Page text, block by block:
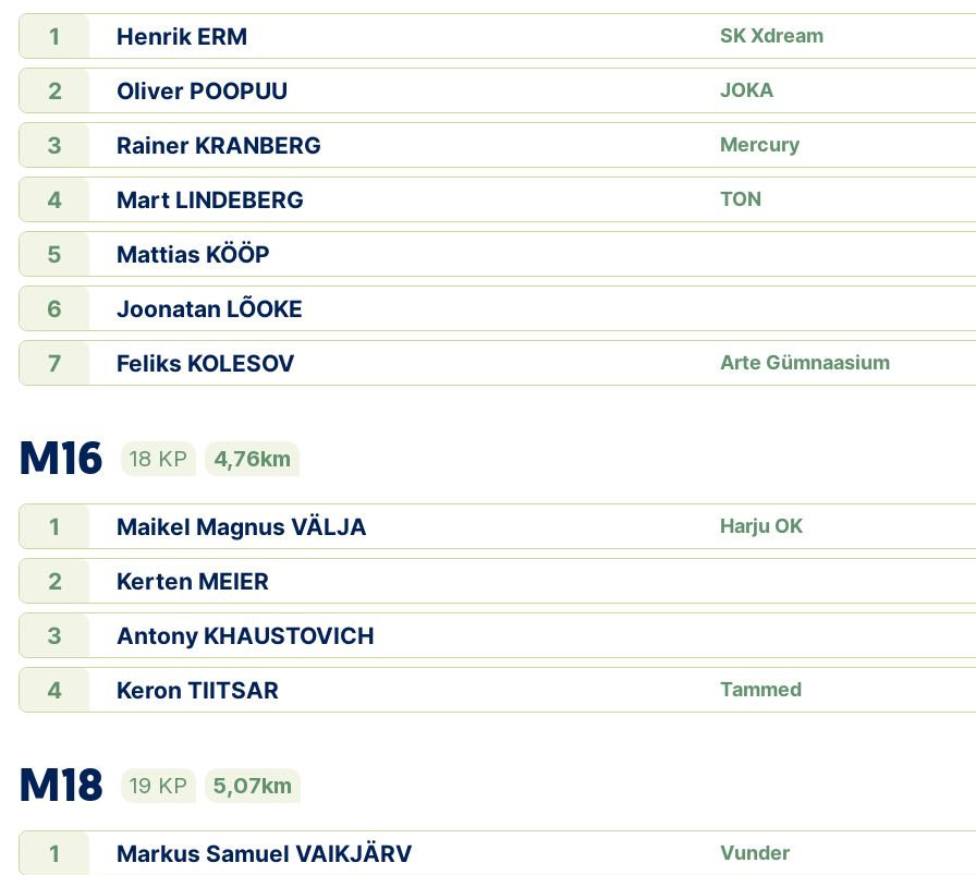
1 Henrik ERM SK Xdream
2 Oliver POOPUU JOKA
3 Rainer KRANBERG Mercury
4 Mart LINDEBERG TON
5 Mattias KÖÖP
6 Joonatan LÕOKE
7 Feliks KOLESOV Arte Gümnaasium
M16 18 KP 4,76km
1 Maikel Magnus VÄLJA Harju OK
2 Kerten MEIER
3 Antony KHAUSTOVICH
4 Keron TIITSAR Tammed
M18 19 KP 5,07km
1 Markus Samuel VAIKJÄRV Vunder